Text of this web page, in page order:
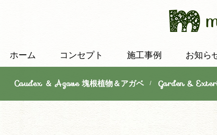
ホーム コンセプト 施工事例 お知ら
Caudex ＆ Agave 塊根植物＆アガベ/Garden &